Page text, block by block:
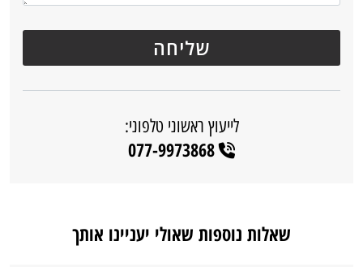
לייעוץ ראשוני טלפוני:
077-9973868
שאלות נוספות שאולי יעניינו אותך